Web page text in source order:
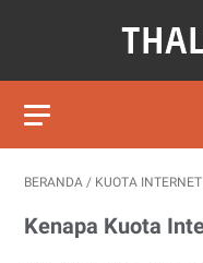
BERANDA / KUOTA INTERNET
Kenapa Kuota